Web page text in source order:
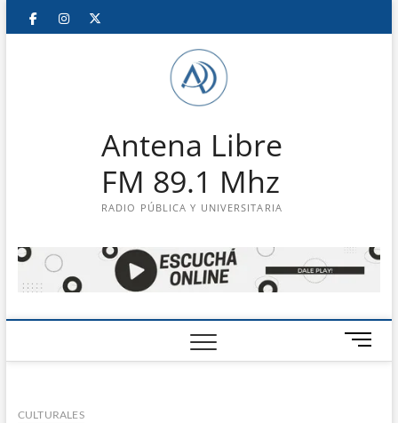
Saltar
FacebookInstagram
Antena Libre
FM 89.1 Mhz
RADIO PÚBLICA Y UNIVERSITARIA
B
o
CULTURALES